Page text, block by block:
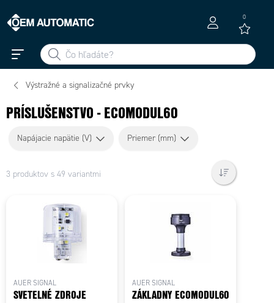
0
Výstražné a signalizačné prvky
PRÍSLUŠENSTVO - ECOMODUL60
Napájacie napätie (V) Priemer (mm)
3 produktov s 49 variantmi
AUER SIGNAL
SVETELNÉ ZDROJE
AUER SIGNAL
ZÁKLADNY ECOMODUL60